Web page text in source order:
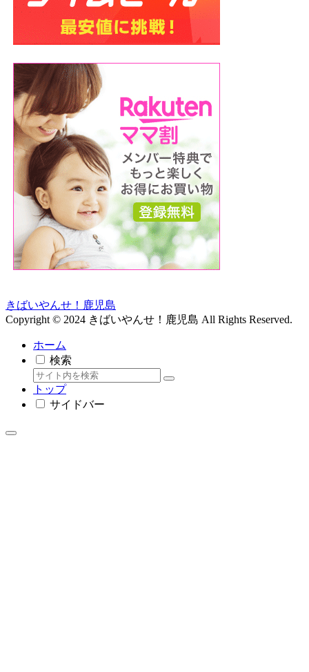
きばいやんせ！鹿児島
Copyright © 2024 きばいやんせ！鹿児島 All Rights Reserved.
ホーム
検索
トップ
サイドバー